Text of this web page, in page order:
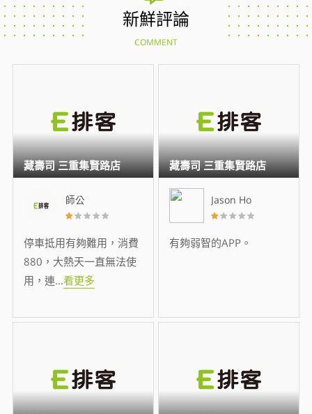
新鮮評論
COMMENT
師公
停車抵用有夠難用，消費
880，大熱天一直無法使
用，連...看更多
藏壽司 三重集賢路店
Jason Ho
有夠弱智的APP。
藏壽司 三重集賢路店